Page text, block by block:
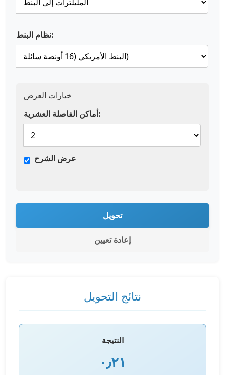
نظام البنط:
خيارات العرض
أماكن الفاصلة العشرية:
عرض الشرح
تحويل
إعادة تعيين
نتائج التحويل
النتيجة
٠٫٢١